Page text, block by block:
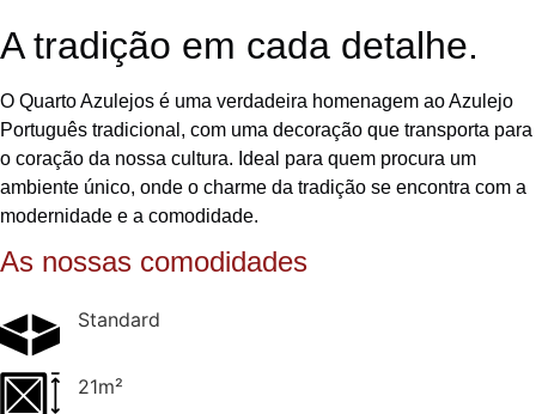
A tradição em cada detalhe.
O Quarto Azulejos é uma verdadeira homenagem ao Azulejo
Português tradicional, com uma decoração que transporta para
o coração da nossa cultura. Ideal para quem procura um
ambiente único, onde o charme da tradição se encontra com a
modernidade e a comodidade.
As nossas comodidades
Standard
21m²